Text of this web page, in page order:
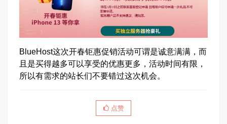
BlueHost这次开春钜惠促销活动可谓是诚意满满，而
且是买得越多可以享受的优惠更多，活动时间有限，
所以有需求的站长们不要错过这次机会。
点赞